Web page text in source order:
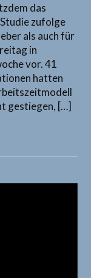
das
zufolge
als auch für
in
vor. 41
hatten
gestiegen, […]